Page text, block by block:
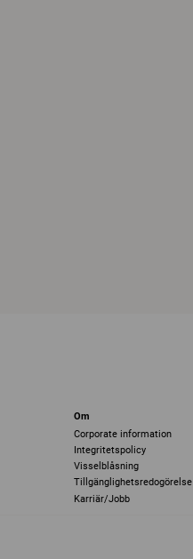
Om
Corporate information
Integritetspolicy
Visselblåsning
Tillgänglighetsredogörelse
Karriär/Jobb